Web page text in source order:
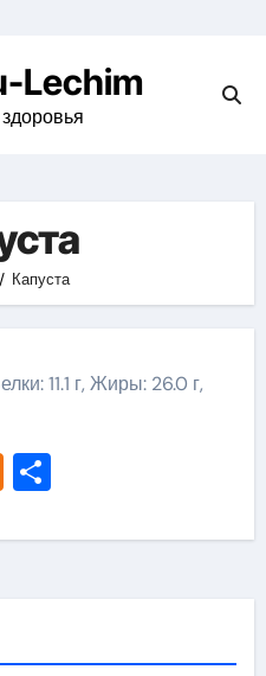
Lechim
Капуста
11.1 г, Жиры: 26.0 г,
Odnoklassniki
Отправить